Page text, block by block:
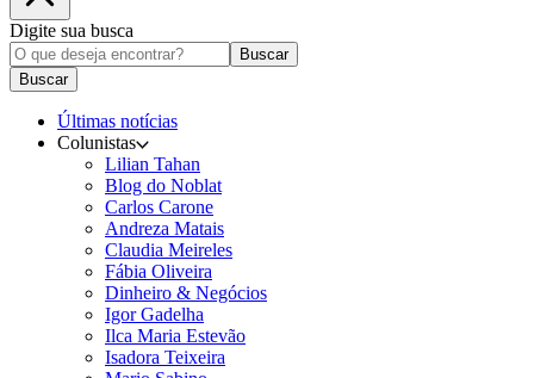
Digite sua busca
Buscar
Buscar
Últimas notícias
Colunistas
Lilian Tahan
Blog do Noblat
Carlos Carone
Andreza Matais
Claudia Meireles
Fábia Oliveira
Dinheiro & Negócios
Igor Gadelha
Ilca Maria Estevão
Isadora Teixeira